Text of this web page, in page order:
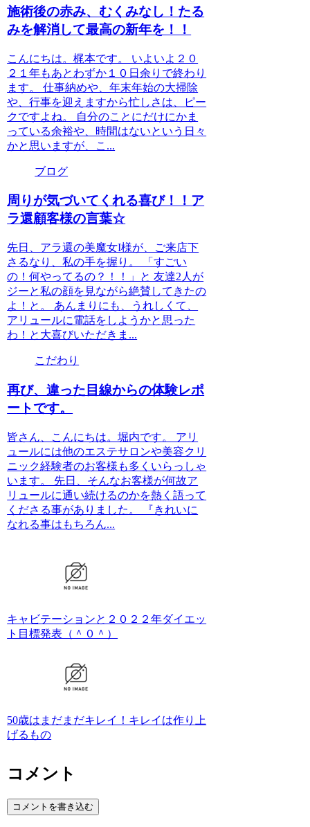
施術後の赤み、むくみなし！たる
みを解消して最高の新年を！！
こんにちは。梶本です。 いよいよ２０
２１年もあとわずか１０日余りで終わり
ます。 仕事納めや、年末年始の大掃除
や、行事を迎えますから忙しさは、ピー
クですよね。 自分のことにだけにかま
っている余裕や、時間はないという日々
かと思いますが、こ...
ブログ
周りが気づいてくれる喜び！！ア
ラ還顧客様の言葉☆
先日、アラ還の美魔女I様が、ご来店下
さるなり、私の手を握り。 「すごい
の！何やってるの？！！」と 友達2人が
ジーと私の顔を見ながら絶賛してきたの
よ！と。 あんまりにも、うれしくて、
アリュールに電話をしようかと思った
わ！と大喜びいただきま...
こだわり
再び、違った目線からの体験レポ
ートです。
皆さん、こんにちは。堀内です。 アリ
ュールには他のエステサロンや美容クリ
ニック経験者のお客様も多くいらっしゃ
います。 先日、そんなお客様が何故ア
リュールに通い続けるのかを熱く語って
くださる事がありました。 『きれいに
なれる事はもちろん...
キャビテーションと２０２２年ダイエッ
ト目標発表（＾０＾）
50歳はまだまだキレイ！キレイは作り上
げるもの
コメント
コメントを書き込む